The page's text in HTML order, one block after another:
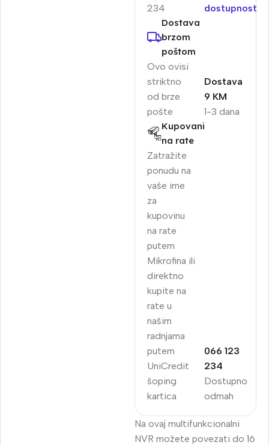
234
dostupnost
Dostava
brzom
poštom
Ovo ovisi
striktno
od brze
pošte
1-3 dana
Dostava
9 KM
Kupovani
na rate
Zatražite
ponudu na
vaše ime
za
kupovinu
na rate
putem
Mikrofina ili
direktno
kupite na
rate u
našim
radnjama
putem
UniCredit
šoping
kartica
Dostupno
odmah
066 123
234
Na ovaj multifunkcionalni
NVR možete povezati do 16